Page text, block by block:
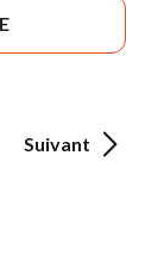
Suivant